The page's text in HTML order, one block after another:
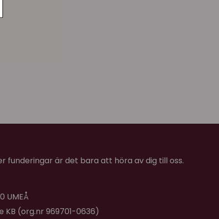
funderingar är det bara att höra av dig till oss.
UMEÅ
KB (org.nr 969701-0636)